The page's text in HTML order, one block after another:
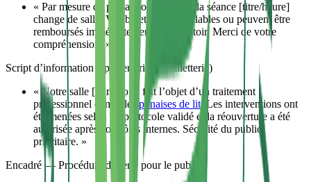
« Par mesure de précaution sanitaire, la séance [titre/heure]
change de salle. Vos billets restent valables ou peuvent être
remboursés immédiatement au comptoir. Merci de votre
compréhension. »
Script d’information a posteriori (site/billetterie)
« Notre salle [numéro] a fait l’objet d’un traitement
professionnel contre les punaises de lit. Les interventions ont
été menées selon un protocole validé et la réouverture a été
autorisée après contrôles internes. Sécurité du public
prioritaire. »
Encadré — Procédure d’alerte pour le public